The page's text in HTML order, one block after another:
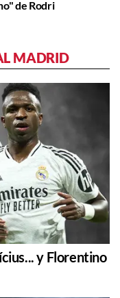
de Rodri
MADRID
y Florentino